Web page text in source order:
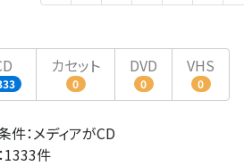
カセット
0
DVD
0
VHS
0
件：メディアがCD
1333件